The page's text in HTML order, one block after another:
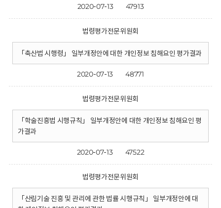
2020-07-13 47913
법령평가전문위원회
「축산법 시행령」 일부개정안에 대한 개인정보 침해요인 평가결과
2020-07-13 48771
법령평가전문위원회
「학술진흥법 시행규칙」 일부개정안에 대한 개인정보 침해요인 평
가결과
2020-07-13 47522
법령평가전문위원회
「산림기술 진흥 및 관리에 관한 법률 시행규칙」 일부개정안에 대